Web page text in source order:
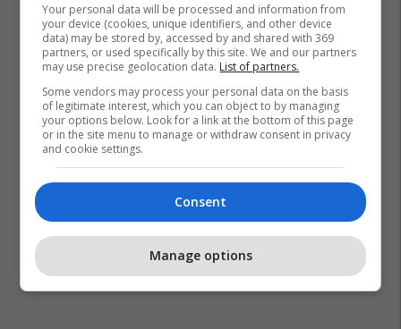
Your personal data will be processed and information from
your device (cookies, unique identifiers, and other device
data) may be stored by, accessed by and shared with 369
partners, or used specifically by this site. We and our partners
may use precise geolocation data. List of partners.
Some vendors may process your personal data on the basis
of legitimate interest, which you can object to by managing
your options below. Look for a link at the bottom of this page
or in the site menu to manage or withdraw consent in privacy
and cookie settings.
Consent
Manage options